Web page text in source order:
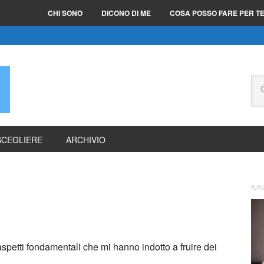
CHI SONO DICONO DI ME COSA POSSO FARE PER TE
ARCHIVIO
fondamentali che mi hanno indotto a fruire dei